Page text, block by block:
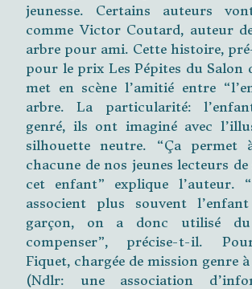
jeunesse. Certains auteurs
comme Victor Coutard, auteur
arbre pour ami. Cette histoire,
pour le prix Les Pépites du Salon
met en scène l’amitié entre
arbre. La particularité:
genré, ils ont imaginé avec
silhouette neutre. “Ça permet
chacune de nos jeunes lecteurs
cet enfant” explique l’auteur.
associent plus souvent
garçon, on a donc utilisé
compenser”, précise-t-il.
Fiquet, chargée de mission genre
(Ndlr: une association